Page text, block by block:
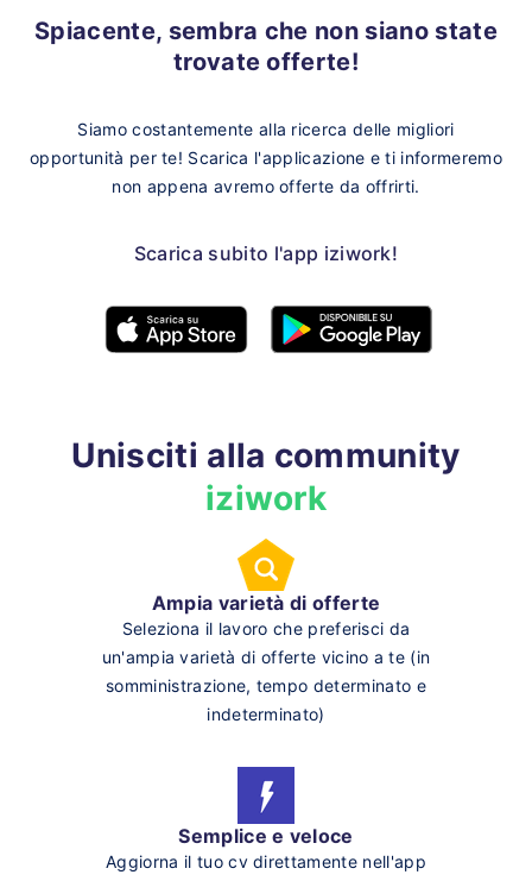
Spiacente, sembra che non siano state
trovate offerte!
Siamo costantemente alla ricerca delle migliori
opportunità per te! Scarica l'applicazione e ti informeremo
non appena avremo offerte da offrirti.
Scarica subito l'app iziwork!
Unisciti alla community
iziwork
Ampia varietà di offerte
Seleziona il lavoro che preferisci da
un'ampia varietà di offerte vicino a te (in
somministrazione, tempo determinato e
indeterminato)
Semplice e veloce
Aggiorna il tuo cv direttamente nell'app